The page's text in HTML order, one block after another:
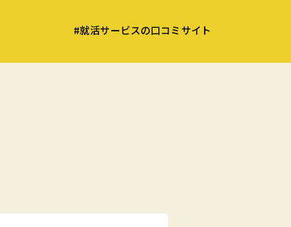
#就活サービスの口コミサイト